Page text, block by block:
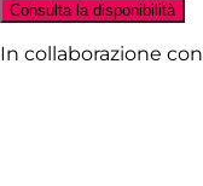
Consulta la disponibilità
In collaborazione con